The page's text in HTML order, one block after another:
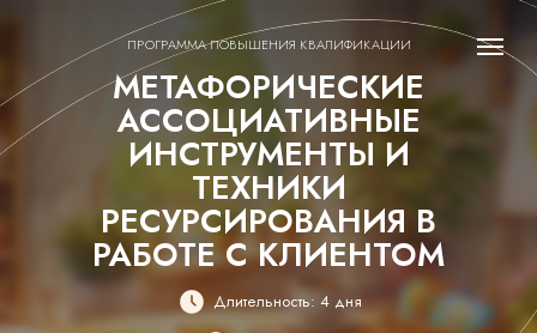
МЕТАФОРИЧЕСКИЕ
АССОЦИАТИВНЫЕ
ИНСТРУМЕНТЫ И
ТЕХНИКИ
РЕСУРСИРОВАНИЯ В
РАБОТЕ С КЛИЕНТОМ
ПРОГРАММА ПОВЫШЕНИЯ КВАЛИФИКАЦИИ
Длительность: 4 дня